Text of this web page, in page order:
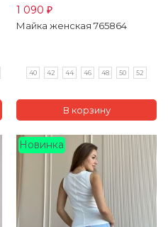
1 090 ₽
Майка женская 765864
40 42 44 46 48 50 52
Новинка